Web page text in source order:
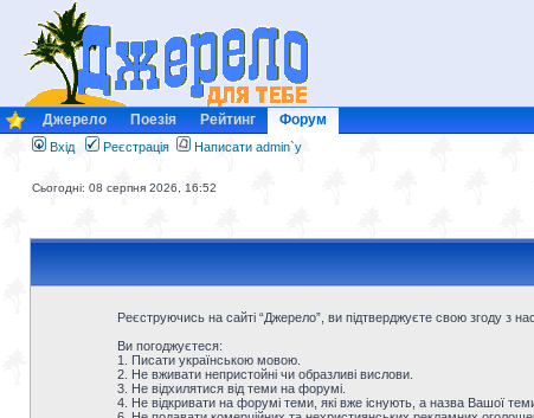
Джерело Поезія Рейтинг Форум
Вхід Реєстрація Написати admin`у
Сьогодні: 08 серпня 2026, 16:52
Реєструючись на сайті “Джерело”, ви підтверджуєте свою згоду з
Ви погоджуєтеся:
1. Писати українською мовою.
2. Не вживати непристойні чи образливі вислови.
3. Не відхилятися від теми на форумі.
4. Не відкривати на форумі теми, які вже існують, а назва Вашої теми